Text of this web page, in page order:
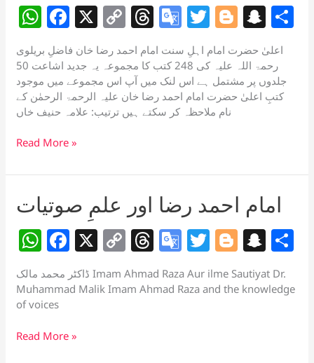
W
h
at
s
A
p
F
a
c
e
b
o
k
X C
o
p
y
Li
n
T
h
re
a
d
G
o
o
gl
e
n
at
e
T
w
itt
er
Bl
o
g
g
er
S
n
a
p
c
اعلیٰ حضرت امام اہلِ سنت امام احمد رضا خان فاضلِ بریلوی
رحمۃ اللہ علیہ کی 248 کتب کا مجموعہ یہ جدید اشاعت 50
جلدوں پر مشتمل ہے اس لنک میں آپ اس مجموعے میں موجود
کتبِ اعلیٰ حضرت امام احمد رضا خان علیہ الرحمۃ الرحمٰن کے
نام ملاحظہ کر سکتے ہیں ترتیب: علامہ حنیف خاں
50
of
of
Alahazrat
پچاس
جلدوں
248
کتبِ
اعلیٰ
کا
Read More »
امام احمد رضا اور علمِ صوتیات
W
at
s
A
F
a
c
b
X C
o
p
T
h
re
G
o
o
T
w
itt
Bl
o
g
S
n
a
ڈاکٹر محمد مالک Imam Ahmad Raza Aur ilme Sautiyat Dr.
Muhammad Malik Imam Ahmad Raza and the knowledge
of voices
امام
Read More »